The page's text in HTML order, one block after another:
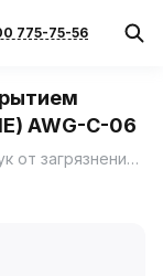
775-75-56
1 пара (AIRLINE) AWG-C-06
Перчатки предназначены для защиты рук от загрязнений и механических повреждений на производстве, строительстве, сельскохозяйственных работах и домашнем быту.